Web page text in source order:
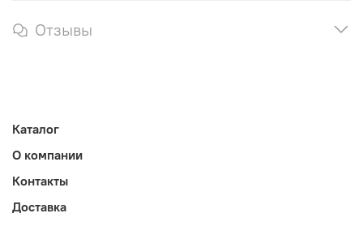
Отзывы
Каталог
О компании
Контакты
Доставка